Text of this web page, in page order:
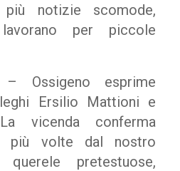
più notizie scomode,
per piccole
– Ossigeno esprime
Ersilio Mattioni e
vicenda conferma
più volte dal nostro
pretestuose,